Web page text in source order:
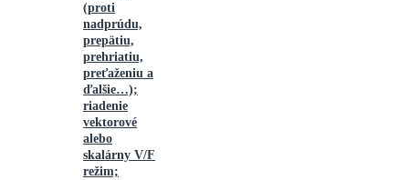
(proti
nadprúdu,
prepätiu,
prehriatiu,
preťaženiu a
ďalšie…);
riadenie
vektorové
alebo
skalárny V/F
režim;